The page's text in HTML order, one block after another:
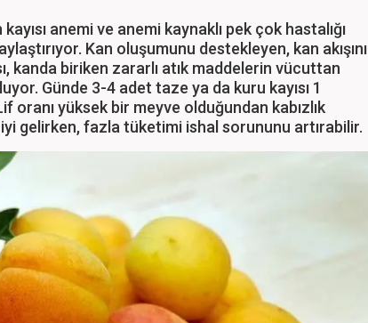
anemi ve anemi kaynaklı pek çok hastalığı
Kan oluşumunu destekleyen, kan akışını
kanda biriken zararlı atık maddelerin vücuttan
Günde 3-4 adet taze ya da kuru kayısı 1
oranı yüksek bir meyve olduğundan kabızlık
gelirken, fazla tüketimi ishal sorununu artırabilir.